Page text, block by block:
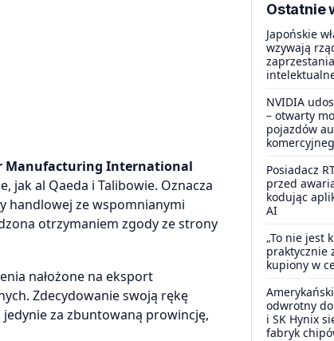
Manufacturing International
jak al Qaeda i Talibowie. Oznacza
handlowej ze wspomnianymi
otrzymaniem zgody ze strony
nałożone na eksport
Zdecydowanie swoją rękę
jedynie za zbuntowaną prowincję,
Ostatnie
Japońskie
wzywają
NVIDIA
– otwarty
pojazdów
Posiadacz
przed
kodując
AI
„To nie jest
praktycznie
kupiony w
odwrotny
i SK Hynix
fabryk